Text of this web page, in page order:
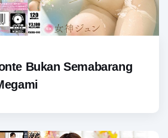
Bukan Semabarang